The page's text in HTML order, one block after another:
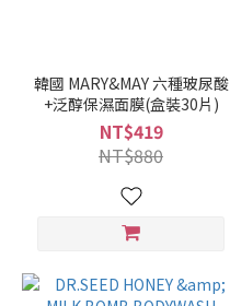
韓國 MARY&MAY 六種玻尿酸
+泛醇保濕面膜(盒裝30片)
NT$419
NT$880